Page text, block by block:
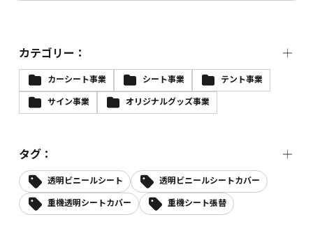
カテゴリー：
カーシート事業 シート事業
テント事業
サイン事業
オリジナルグッズ事業
タグ：
透明ビニールシート
透明ビニールシートカバー
重機透明シートカバー
重機シート張替